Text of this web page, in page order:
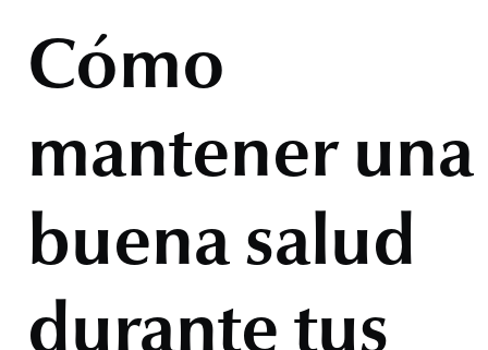
Cómo
mantener una
buena salud
durante tus